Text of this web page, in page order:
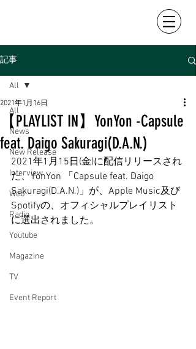
記事
All
News
New Release
Interview
Web
Radio
Youtube
Magazine
TV
Event Report
All
【PLAYLIST IN】YonYon -Capsule
feat. Daigo Sakuragi(D.A.N.)
2021年1月16日
2021年1月15日(金)に配信リリースされ
た、YonYon 「Capsule feat. Daigo
Sakuragi(D.A.N.)」が、Apple Music及び
Spotifyの、オフィシャルプレイリスト
に選出されました。